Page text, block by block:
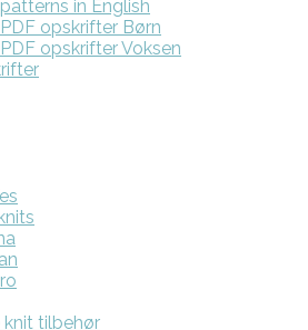
in English
opskrifter Børn
opskrifter Voksen
knit tilbehør